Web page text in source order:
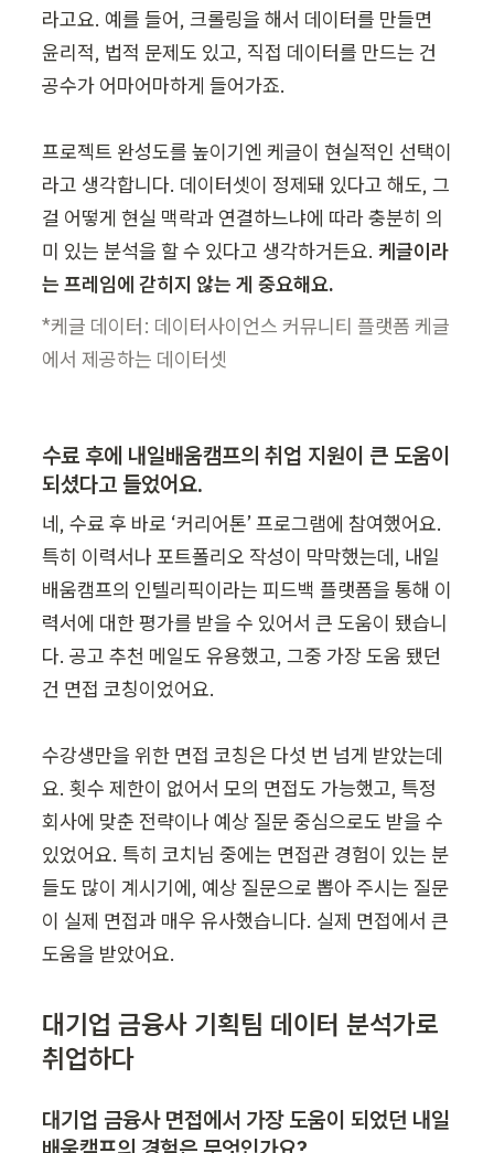
라고요. 예를 들어, 크롤링을 해서 데이터를 만들면
윤리적, 법적 문제도 있고, 직접 데이터를 만드는 건
공수가 어마어마하게 들어가죠.
프로젝트 완성도를 높이기엔 케글이 현실적인 선택이
라고 생각합니다. 데이터셋이 정제돼 있다고 해도, 그
걸 어떻게 현실 맥락과 연결하느냐에 따라 충분히 의
미 있는 분석을 할 수 있다고 생각하거든요. 케글이라
는 프레임에 갇히지 않는 게 중요해요.
*케글 데이터: 데이터사이언스 커뮤니티 플랫폼 케글
에서 제공하는 데이터셋
수료 후에 내일배움캠프의 취업 지원이 큰 도움이
되셨다고 들었어요.
네, 수료 후 바로 ‘커리어톤’ 프로그램에 참여했어요.
특히 이력서나 포트폴리오 작성이 막막했는데, 내일
배움캠프의 인텔리픽이라는 피드백 플랫폼을 통해 이
력서에 대한 평가를 받을 수 있어서 큰 도움이 됐습니
다. 공고 추천 메일도 유용했고, 그중 가장 도움 됐던
건 면접 코칭이었어요.
수강생만을 위한 면접 코칭은 다섯 번 넘게 받았는데
요. 횟수 제한이 없어서 모의 면접도 가능했고, 특정
회사에 맞춘 전략이나 예상 질문 중심으로도 받을 수
있었어요. 특히 코치님 중에는 면접관 경험이 있는 분
들도 많이 계시기에, 예상 질문으로 뽑아 주시는 질문
이 실제 면접과 매우 유사했습니다. 실제 면접에서 큰
대기업 금융사 기획팀 데이터 분석가로
취업하다
대기업 금융사 면접에서 가장 도움이 되었던 내일